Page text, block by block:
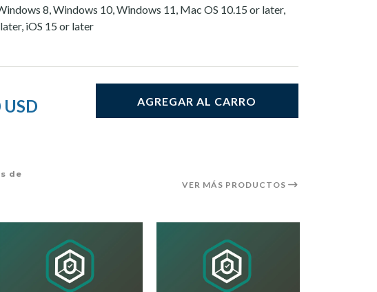
8, Windows 10, Windows 11, Mac OS 10.15 or later,
iOS 15 or later
AGREGAR AL CARRO
de
VER MÁS PRODUCTOS